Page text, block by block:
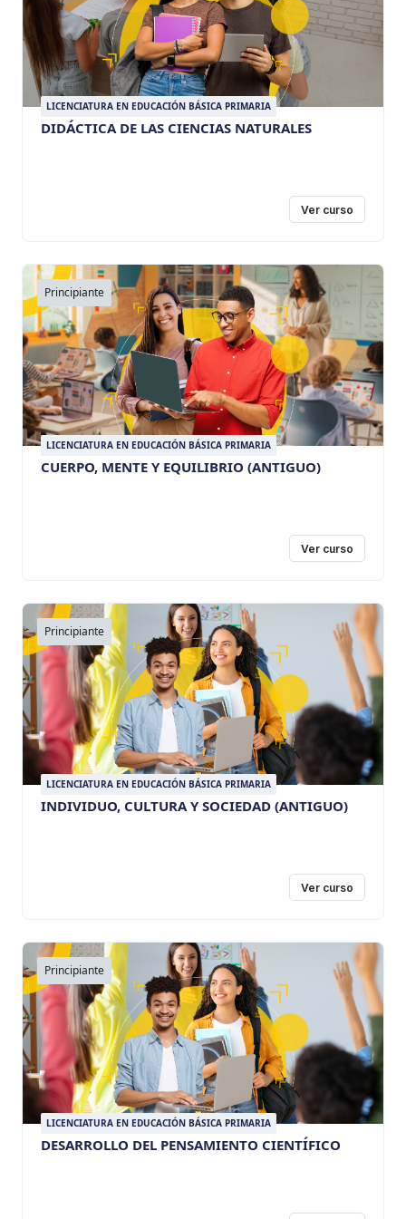
LICENCIATURA EN EDUCACIÓN BÁSICA PRIMARIA
DIDÁCTICA DE LAS CIENCIAS NATURALES
Ver curso
Principiante
LICENCIATURA EN EDUCACIÓN BÁSICA PRIMARIA
CUERPO, MENTE Y EQUILIBRIO (ANTIGUO)
Ver curso
Principiante
LICENCIATURA EN EDUCACIÓN BÁSICA PRIMARIA
INDIVIDUO, CULTURA Y SOCIEDAD (ANTIGUO)
Ver curso
Principiante
LICENCIATURA EN EDUCACIÓN BÁSICA PRIMARIA
DESARROLLO DEL PENSAMIENTO CIENTÍFICO